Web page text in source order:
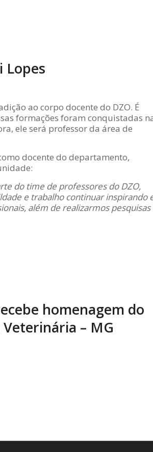
Lopes
ao corpo docente do DZO. É
formações foram conquistadas
ele será professor da área de
docente do departamento,
do time de professores do DZO,
e trabalho continuar inspirando
além de realizarmos pesquisas
homenagem do
– MG